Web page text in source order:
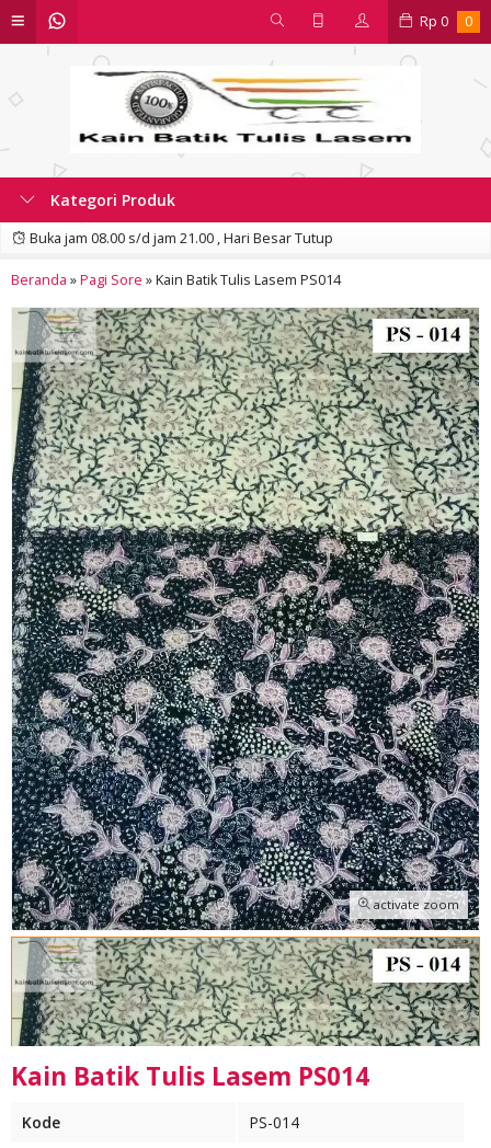
Rp 0 0
Kategori Produk
Buka jam 08.00 s/d jam 21.00 , Hari Besar Tutup
Beranda »Pagi Sore »Kain Batik Tulis Lasem PS014
activate zoom
Kain Batik Tulis Lasem PS014
Kode
PS-014